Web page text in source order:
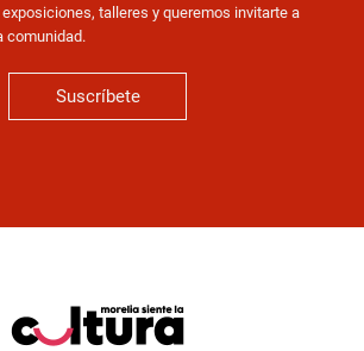
talleres y queremos invitarte a
comunidad.
Suscríbete